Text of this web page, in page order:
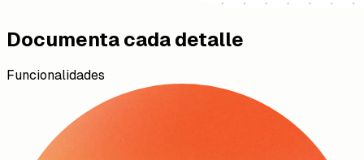
Documenta cada detalle
Funcionalidades